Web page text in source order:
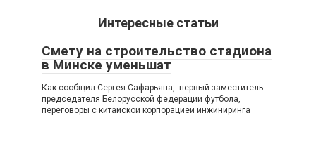
Интересные статьи
Смету на строительство стадиона
в Минске уменьшат
Как сообщил Сергея Сафарьяна, первый заместитель
председателя Белорусской федерации футбола,
переговоры с китайской корпорацией инжиниринга